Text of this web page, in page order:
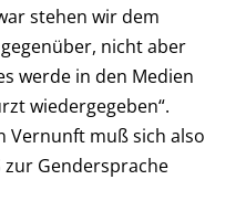
stehen wir dem
nicht aber
werde in den Medien
wiedergegeben“.
Vernunft muß sich also
Gendersprache